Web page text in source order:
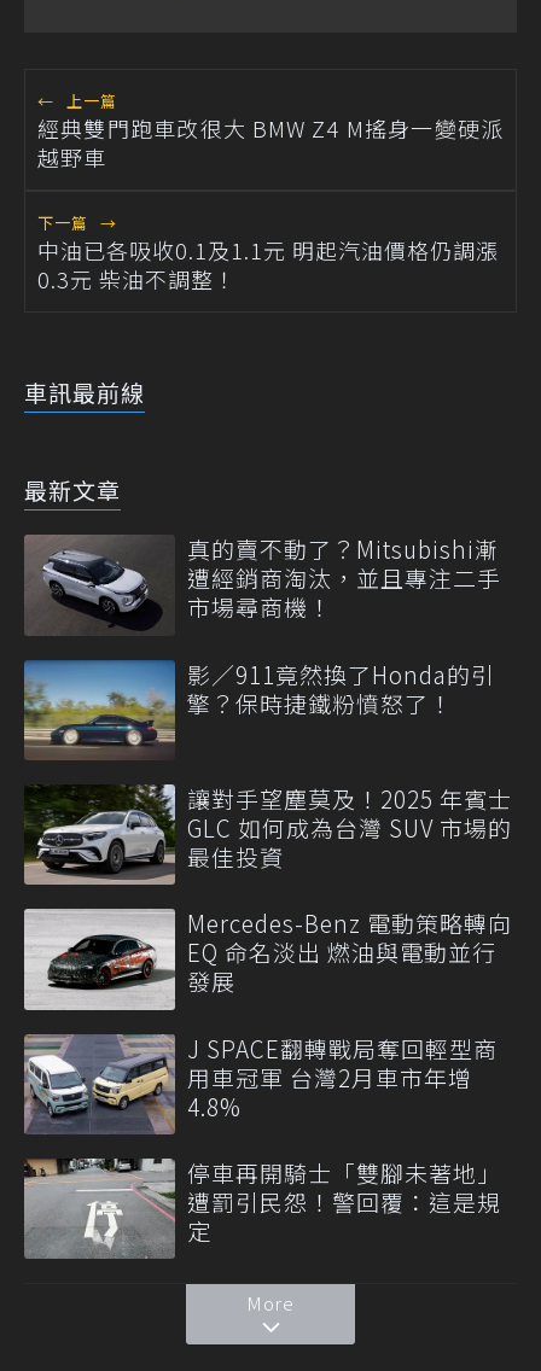
← 上一篇
經典雙門跑車改很大 BMW Z4 M搖身一變硬派
越野車
下一篇 →
中油已各吸收0.1及1.1元 明起汽油價格仍調漲
0.3元 柴油不調整！
車訊最前線
最新文章
真的賣不動了？Mitsubishi漸
遭經銷商淘汰，並且專注二手
市場尋商機！
影／911竟然換了Honda的引
擎？保時捷鐵粉憤怒了！
讓對手望塵莫及！2025 年賓士
GLC 如何成為台灣 SUV 市場的
最佳投資
Mercedes-Benz 電動策略轉向
EQ 命名淡出 燃油與電動並行
發展
J SPACE翻轉戰局奪回輕型商
用車冠軍 台灣2月車市年增
4.8%
停車再開騎士「雙腳未著地」
遭罰引民怨！警回覆：這是規
定
More